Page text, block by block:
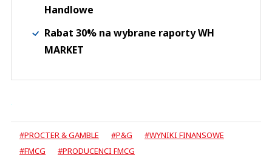
Handlowe
Rabat 30% na wybrane raporty WH
MARKET
#PROCTER & GAMBLE #P&G
#WYNIKI FINANSOWE
#FMCG
#PRODUCENCI FMCG